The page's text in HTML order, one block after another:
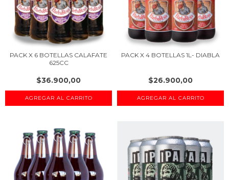
PACK X 6 BOTELLAS CALAFATE
625CC
$36.900,00
PACK X 4 BOTELLAS 1L- DIABLA
$26.900,00